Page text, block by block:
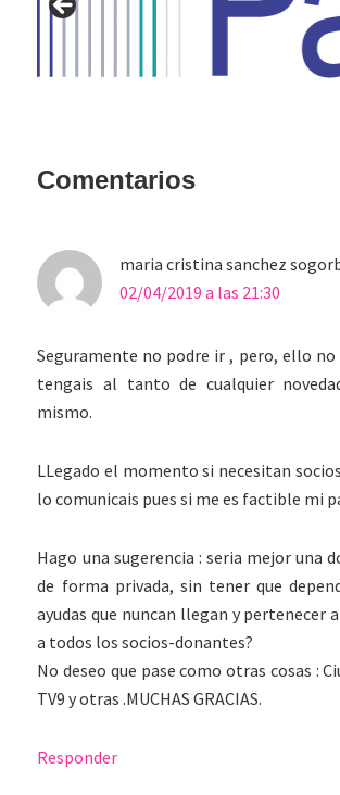
Interacciones
los
lectores
Comentarios
maria cristina sanchez
02/04/2019 a las 21:30
Seguramente no podre ir , pero, ello no
tengais al tanto de cualquier
mismo.
LLegado el momento si necesitan
lo comunicais pues si me es factible mi
Hago una sugerencia : seria mejor una
de forma privada, sin tener que
ayudas que nuncan llegan y pertenecer
a todos los socios-donantes?
No deseo que pase como otras cosas :
TV9 y otras .MUCHAS GRACIAS.
Responder